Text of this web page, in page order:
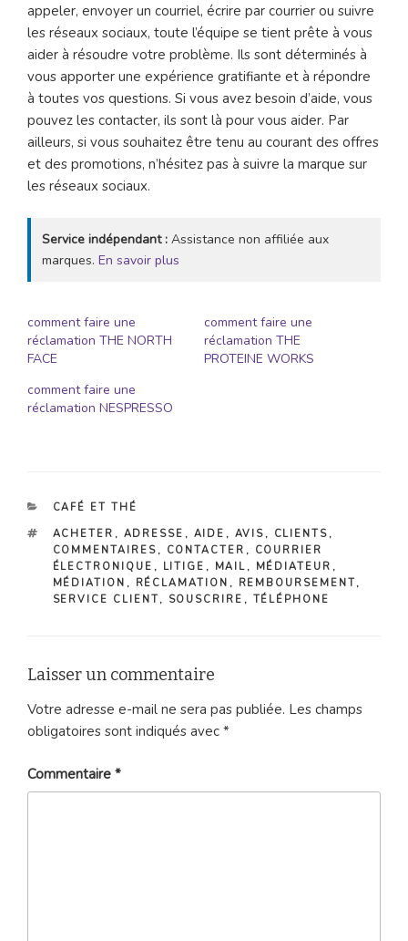
appeler, envoyer un courriel, écrire par courrier ou suivre
les réseaux sociaux, toute l’équipe se tient prête à vous
aider à résoudre votre problème. Ils sont déterminés à
vous apporter une expérience gratifiante et à répondre
à toutes vos questions. Si vous avez besoin d’aide, vous
pouvez les contacter, ils sont là pour vous aider. Par
ailleurs, si vous souhaitez être tenu au courant des offres
et des promotions, n’hésitez pas à suivre la marque sur
les réseaux sociaux.
Service indépendant : Assistance non affiliée aux
marques. En savoir plus
comment faire une
réclamation THE NORTH
FACE
comment faire une
réclamation THE
PROTEINE WORKS
comment faire une
réclamation NESPRESSO
CATÉGORIES
CAFÉ ET THÉ
ÉTIQUETTES
ACHETER , ADRESSE , AIDE , AVIS , CLIENTS ,
COMMENTAIRES , CONTACTER , COURRIER
ÉLECTRONIQUE , LITIGE , MAIL , MÉDIATEUR ,
MÉDIATION , RÉCLAMATION , REMBOURSEMENT,
SERVICE CLIENT, SOUSCRIRE , TÉLÉPHONE
Laisser un commentaire
Votre adresse e-mail ne sera pas publiée. Les champs
obligatoires sont indiqués avec *
Commentaire *